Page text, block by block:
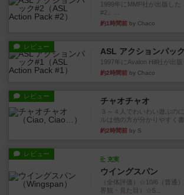
1999年にMMP社が出版した
#2』...
約1時間前 by Chaco
レビュー ASL アクションパッ
1997年にAvalon Hill社が出
約2時間前 by Chaco
レビュー チャオチャオ
３～４人でわいわい遊ぶの
ルは他の方が分かりやすく
約2時間前 by S
レビュー
充実
ウイングスパン
（全体評価）☆10/6（普通
界観・見た目）☆5...